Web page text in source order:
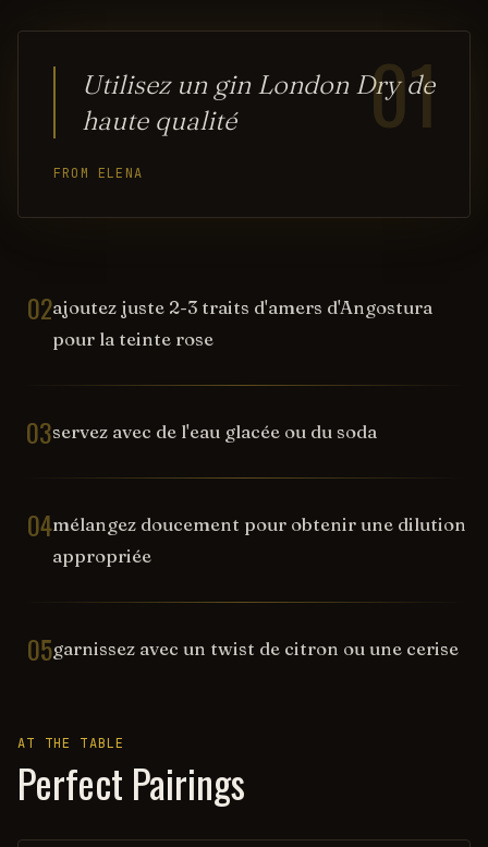
01
Utilisez un gin London Dry de
haute qualité
FROM ELENA
02ajoutez juste 2-3 traits d'amers d'Angostura
pour la teinte rose
03servez avec de l'eau glacée ou du soda
04mélangez doucement pour obtenir une dilution
appropriée
05garnissez avec un twist de citron ou une cerise
AT THE TABLE
Perfect Pairings